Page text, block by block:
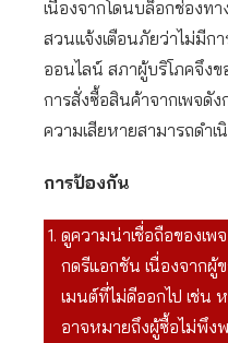
เนื่องจากโดนบล็อกช่องทา
สวนแจ้งเตือนภัยว่าไม่มีก
ออนไลน์ สภาผู้บริโภคจึงข
การสั่งซื้อสินค้าจากเพจดั
ความเสียหายสามารถดำเ
การป้องกัน
ดูความน่าเชื่อถือของเ
กดรีแอกชัน เนื่องจากผู้
เมนต์ที่ไม่ดีออกไป เช่น
อาจหมายถึงผู้ซื้อไม่พึง